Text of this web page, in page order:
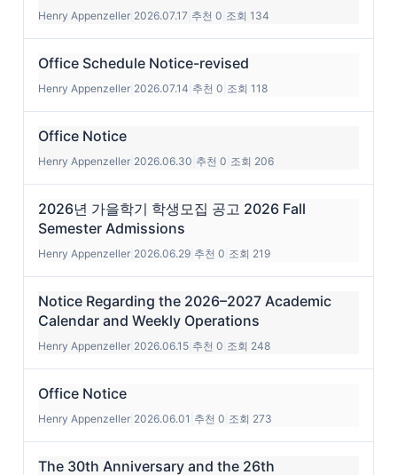
Henry Appenzeller 2026.07.17 추천 0 조회 134
Office Schedule Notice-revised
Henry Appenzeller 2026.07.14 추천 0 조회 118
Office Notice
Henry Appenzeller 2026.06.30 추천 0 조회 206
2026년 가을학기 학생모집 공고 2026 Fall
Semester Admissions
Henry Appenzeller 2026.06.29 추천 0 조회 219
Notice Regarding the 2026–2027 Academic
Calendar and Weekly Operations
Henry Appenzeller 2026.06.15 추천 0 조회 248
Office Notice
Henry Appenzeller 2026.06.01 추천 0 조회 273
The 30th Anniversary and the 26th